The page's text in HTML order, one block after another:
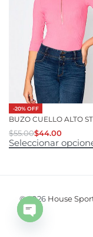
-20% OFF
BUZO CUELLO ALTO
$55.00$44.00
Seleccionar
© 2026 House
Open